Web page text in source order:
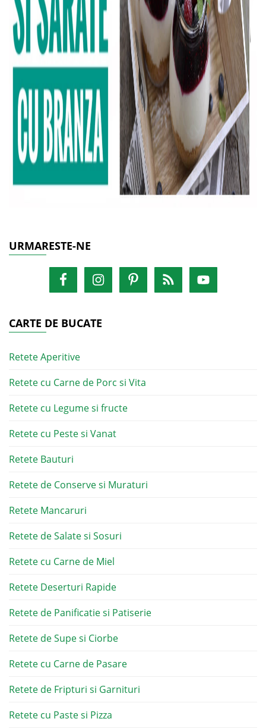
URMARESTE-NE
CARTE DE BUCATE
Retete Aperitive
Retete cu Carne de Porc si Vita
Retete cu Legume si fructe
Retete cu Peste si Vanat
Retete Bauturi
Retete de Conserve si Muraturi
Retete Mancaruri
Retete de Salate si Sosuri
Retete cu Carne de Miel
Retete Deserturi Rapide
Retete de Panificatie si Patiserie
Retete de Supe si Ciorbe
Retete cu Carne de Pasare
Retete de Fripturi si Garnituri
Retete cu Paste si Pizza